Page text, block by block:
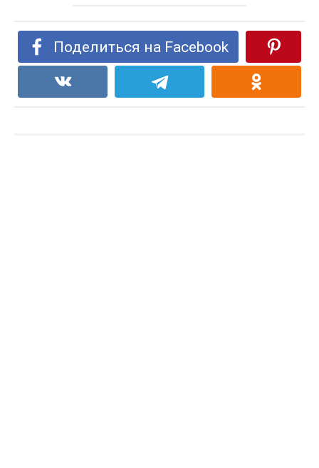
Поделиться на Facebook